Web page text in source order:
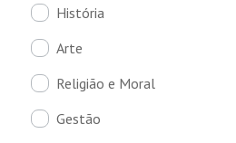
História
Arte
Religião e Moral
Gestão